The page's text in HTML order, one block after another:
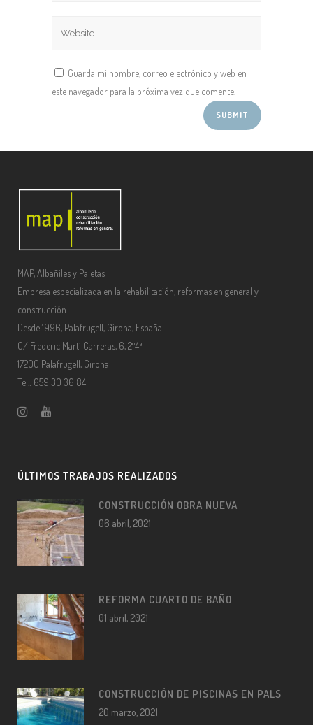
Guarda mi nombre, correo electrónico y web en
este navegador para la próxima vez que comente.
MAP, Albañiles y Paletas
Empresa especializada en la rehabilitación, reformas en general y
construcción.
Desde 1996, Palafrugell, Girona, España.
C/ Frederic Martí Carreras, 6, 2º4ª
17200 Palafrugell, Girona
Tel.: 659 30 36 84
ÚLTIMOS TRABAJOS REALIZADOS
CONSTRUCCIÓN OBRA NUEVA
06 abril, 2021
REFORMA CUARTO DE BAÑO
01 abril, 2021
CONSTRUCCIÓN DE PISCINAS EN PALS
20 marzo, 2021